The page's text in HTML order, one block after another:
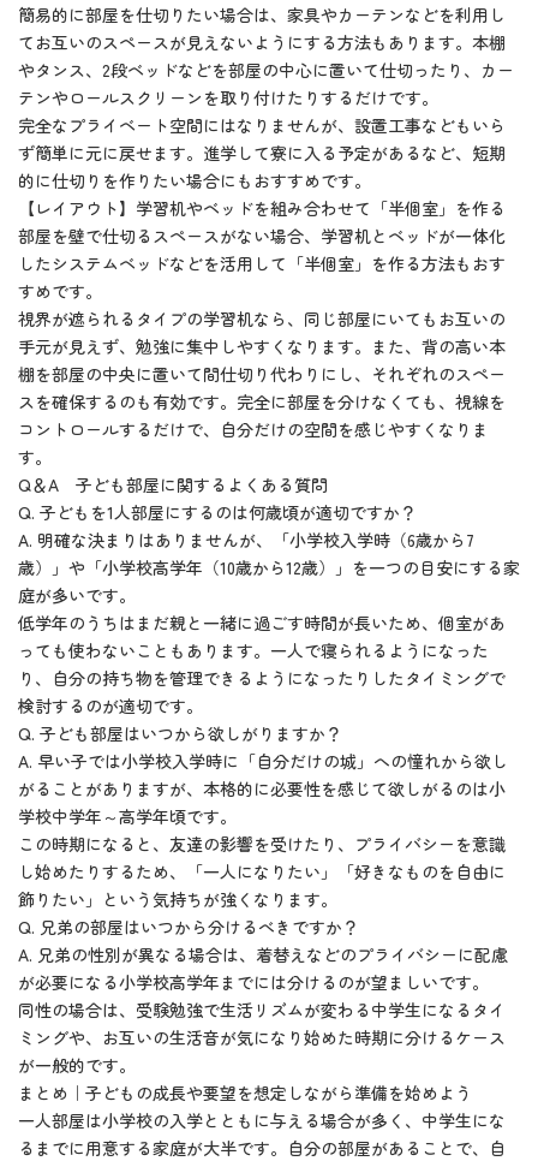
簡易的に部屋を仕切りたい場合は、家具やカーテンなどを利用し
てお互いのスペースが見えないようにする方法もあります。本棚
やタンス、2段ベッドなどを部屋の中心に置いて仕切ったり、カー
テンやロールスクリーンを取り付けたりするだけです。
完全なプライベート空間にはなりませんが、設置工事などもいら
ず簡単に元に戻せます。進学して寮に入る予定があるなど、短期
的に仕切りを作りたい場合にもおすすめです。
【レイアウト】学習机やベッドを組み合わせて「半個室」を作る
部屋を壁で仕切るスペースがない場合、学習机とベッドが一体化
したシステムベッドなどを活用して「半個室」を作る方法もおす
すめです。
視界が遮られるタイプの学習机なら、同じ部屋にいてもお互いの
手元が見えず、勉強に集中しやすくなります。また、背の高い本
棚を部屋の中央に置いて間仕切り代わりにし、それぞれのスペー
スを確保するのも有効です。完全に部屋を分けなくても、視線を
コントロールするだけで、自分だけの空間を感じやすくなりま
す。
Q＆A 子ども部屋に関するよくある質問
Q. 子どもを1人部屋にするのは何歳頃が適切ですか？
A. 明確な決まりはありませんが、「小学校入学時（6歳から7
歳）」や「小学校高学年（10歳から12歳）」を一つの目安にする家
庭が多いです。
低学年のうちはまだ親と一緒に過ごす時間が長いため、個室があ
っても使わないこともあります。一人で寝られるようになった
り、自分の持ち物を管理できるようになったりしたタイミングで
検討するのが適切です。
Q. 子ども部屋はいつから欲しがりますか？
A. 早い子では小学校入学時に「自分だけの城」への憧れから欲し
がることがありますが、本格的に必要性を感じて欲しがるのは小
学校中学年～高学年頃です。
この時期になると、友達の影響を受けたり、プライバシーを意識
し始めたりするため、「一人になりたい」「好きなものを自由に
飾りたい」という気持ちが強くなります。
Q. 兄弟の部屋はいつから分けるべきですか？
A. 兄弟の性別が異なる場合は、着替えなどのプライバシーに配慮
が必要になる小学校高学年までには分けるのが望ましいです。
同性の場合は、受験勉強で生活リズムが変わる中学生になるタイ
ミングや、お互いの生活音が気になり始めた時期に分けるケース
が一般的です。
まとめ｜子どもの成長や要望を想定しながら準備を始めよう
一人部屋は小学校の入学とともに与える場合が多く、中学生にな
るまでに用意する家庭が大半です。自分の部屋があることで、自